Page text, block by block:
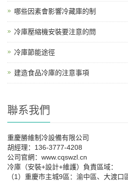
哪些因素會影響冷藏庫的制
冷庫壓縮機安裝要注意的問
冷庫節能途徑
建造食品冷庫的注意事項
聯系我們
重慶勝維制冷設備有限公司
胡經理：136-3777-4208
公司官網：www.cqswzl.cn
冷庫（安裝+設計+維護）負責區域：
（1）重慶市主城9區：渝中區、大渡